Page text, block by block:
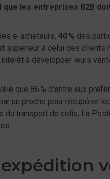
que les entreprises B2B
e-acheteurs, 40 % des
supérieur à celui des
à développer leurs
que 86 % d'entre eux
un proche pour récupérer
transport de colis, La